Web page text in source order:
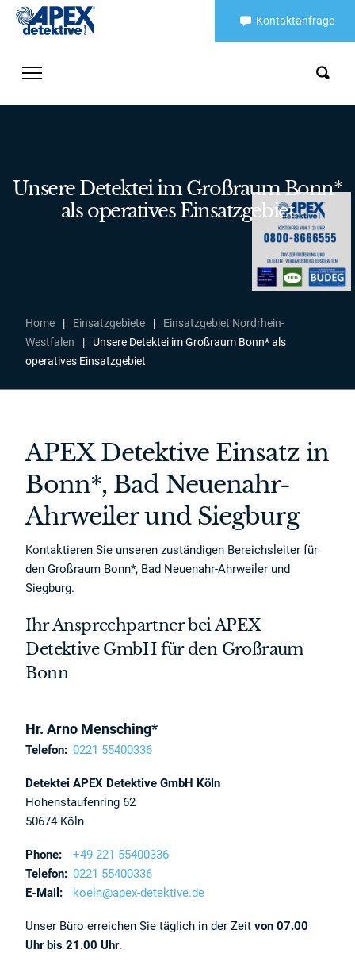
Kontaktanfrage
Unsere Detektei im Großraum Bonn*
als operatives Einsatzgebiet
Home | Einsatzgebiete |
Einsatzgebiet Nordrhein-
Westfalen
|
Unsere Detektei im Großraum Bonn* als
operatives Einsatzgebiet
APEX Detektive Einsatz in
Bonn*, Bad Neuenahr-
Ahrweiler und Siegburg
Kontaktieren Sie unseren zuständigen Bereichsleiter für
den Großraum Bonn*, Bad Neuenahr-Ahrweiler und
Siegburg.
Ihr Ansprechpartner bei APEX
Detektive GmbH für den Großraum
Bonn
Hr. Arno Mensching*
Telefon: 0221 55400336
Detektei APEX Detektive GmbH Köln
Hohenstaufenring 62
50674 Köln
Phone:
+49 221 55400336
Telefon: 0221 55400336
E-Mail:
koeln@apex-detektive.de
Unser Büro erreichen Sie täglich in der Zeitvon 07.00
Uhr bis 21.00 Uhr.